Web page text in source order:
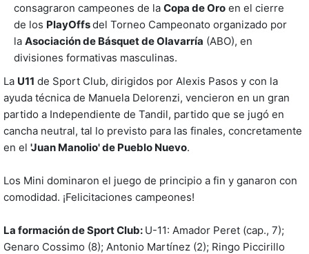
consagraron campeones de la Copa de Oro en el cierre
de los PlayOffsdel Torneo Campeonato organizado por
la Asociación de Básquet de Olavarría (ABO), en
divisiones formativas masculinas.
La U11 de Sport Club, dirigidos por Alexis Pasos y con la
ayuda técnica de Manuela Delorenzi, vencieron en un gran
partido a Independiente de Tandil, partido que se jugó en
cancha neutral, tal lo previsto para las finales, concretamente
en el 'Juan Manolio' de Pueblo Nuevo.
Los Mini dominaron el juego de principio a fin y ganaron con
comodidad. ¡Felicitaciones campeones!
La formación de Sport Club: U-11: Amador Peret (cap., 7);
Genaro Cossimo (8); Antonio Martínez (2); Ringo Piccirillo